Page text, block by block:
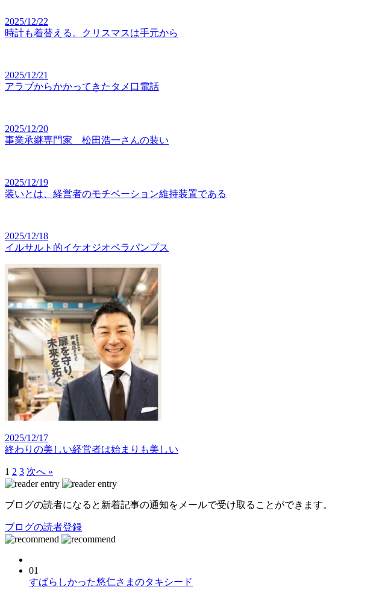
2025/12/22
時計も着替える。クリスマスは手元から
2025/12/21
アラブからかかってきたタメ口電話
2025/12/20
事業承継専門家 松田浩一さんの装い
2025/12/19
装いとは、経営者のモチベーション維持装置である
2025/12/18
イルサルト的イケオジオペラパンプス
2025/12/17
終わりの美しい経営者は始まりも美しい
1 2 3 次へ »
ブログの読者になると新着記事の通知をメールで受け取ることができます。
ブログの読者登録
01
すばらしかった悠仁さまのタキシード